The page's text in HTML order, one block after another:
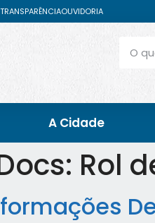
OUVIDORIA
A Cidade
Rol